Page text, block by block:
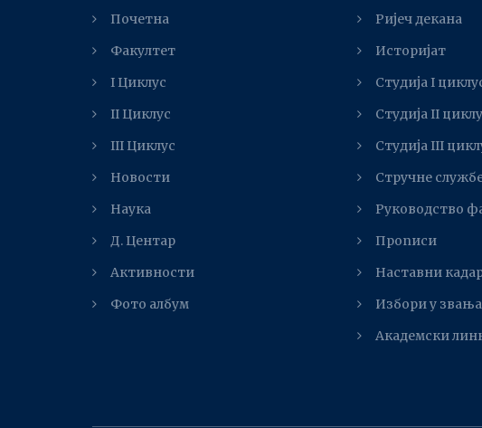
Почетна
Факултет
I Циклус
II Циклус
III Циклус
Новости
Наука
Д. Центар
Активности
Фото албум
Ријеч декана
Историјат
Студија I
Студија II
Студијa III
Стручне
Руководство
Прописи
Наставни
Избори у звања
Академски